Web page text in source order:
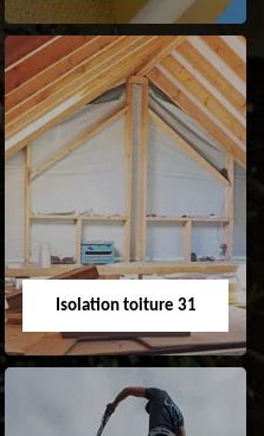
Nettoyage et pose
Isolation toiture 31